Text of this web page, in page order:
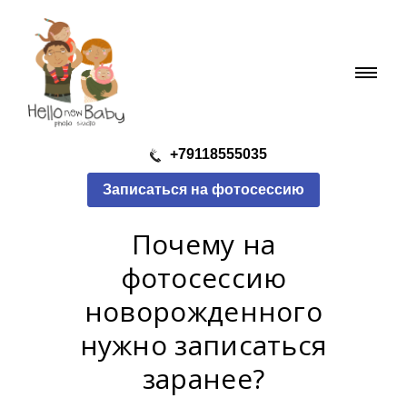
+79118555035
Записаться на фотосессию
Почему на
фотосессию
новорожденного
нужно записаться
заранее?